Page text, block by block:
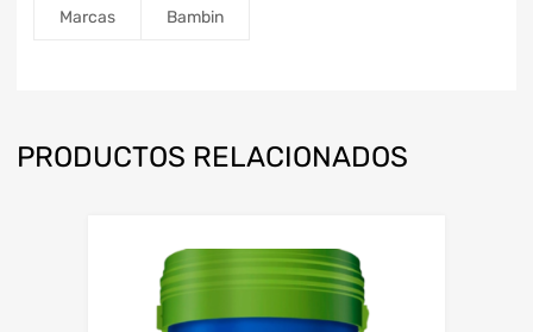
Marcas Bambin
PRODUCTOS RELACIONADOS